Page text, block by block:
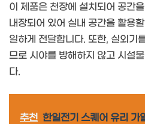
이 제품은 천장에 설치되어 공간
내장되어 있어 실내 공간을 활용
일하게 전달합니다. 또한, 실외기
므로 시야를 방해하지 않고 시설
다.
추천 한일전기 스퀘어 유리 가